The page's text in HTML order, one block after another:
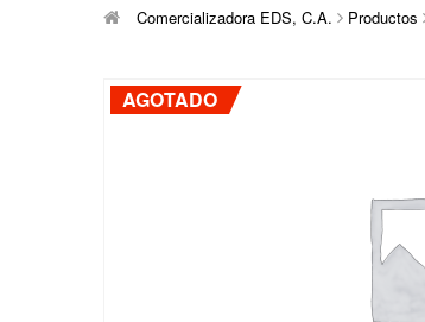
Comercializadora EDS, C.A. Productos
AGOTADO